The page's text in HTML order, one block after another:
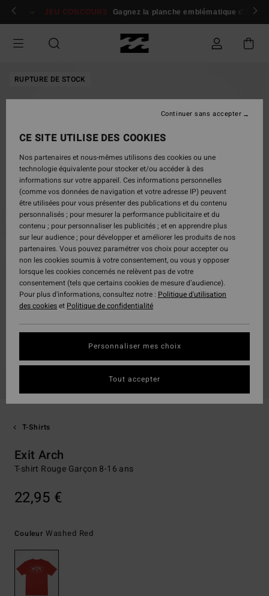
Passer
Se connecter / s'inscrire
JEU CONCOURS Gagnez la planche emblématique d'Andy
RUPTURE DE STOCK
T-Shirts
Exit Arch
T-shirt Rouge Garçon 8-16 ans
22,95 €
Couleur Washed Red
CE SITE UTILISE DES COOKIES
Nos partenaires et nous-mêmes utilisons des cookies ou une
technologie équivalente pour stocker et/ou accéder à des
informations sur votre appareil. Ces informations personnelles
(comme vos données de navigation et votre adresse IP) peuvent
être utilisées pour vous présenter des publications et du contenu
personnalisés ; pour mesurer la performance publicitaire et du
contenu ; pour personnaliser les publicités ; et en apprendre plus
sur leur audience ; pour développer et améliorer les produits de nos
partenaires. Vous pouvez paramétrer vos choix pour accepter ou
non les cookies soumis à votre consentement, ou vous y opposer
lorsque les cookies concernés ne relèvent pas de votre
consentement (tels que certains cookies de mesure d’audience).
Pour plus d'informations, consultez notre : Politique d'utilisation
des cookieset Politique de confidentialité
Personnaliser mes choix
Continuer sans accepter
Tout accepter